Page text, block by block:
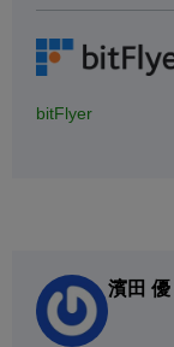
bitFlyer
濱田 優